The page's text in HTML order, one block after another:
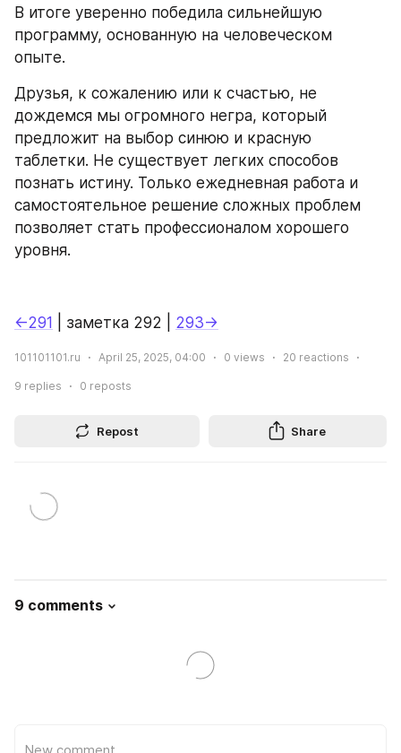
В итоге уверенно победила сильнейшую
программу, основанную на человеческом
опыте.
Друзья, к сожалению или к счастью, не
дождемся мы огромного негра, который
предложит на выбор синюю и красную
таблетки. Не существует легких способов
познать истину. Только ежедневная работа и
самостоятельное решение сложных проблем
позволяет стать профессионалом хорошего
уровня.
←291 | заметка 292 | 293→
101101101.ru April 25, 2025, 04:00 0 views 20 reactions
9 replies 0 reposts
Repost Share
9 comments